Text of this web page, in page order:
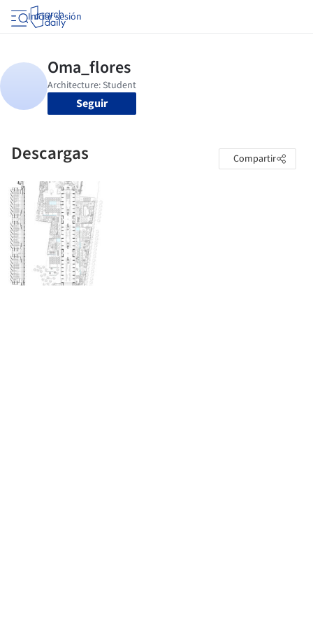
Iniciar sesión
Seguir
Descargas Compartir